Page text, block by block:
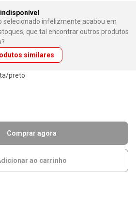
selecionado infelizmente acabou em
que tal encontrar outros produtos
similares
preto
Comprar agora
ao carrinho